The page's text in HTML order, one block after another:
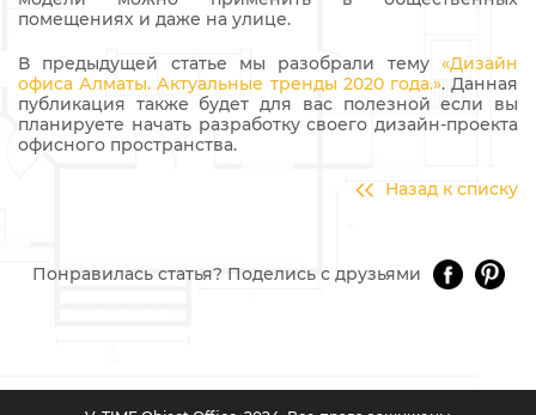
помещениях и даже на улице.
В предыдущей статье мы разобрали тему «Дизайн
офиса Алматы. Актуальные тренды 2020 года.». Данная
публикация также будет для вас полезной если вы
планируете начать разработку своего дизайн-проекта
офисного пространства.
Назад к списку
Понравилась статья? Поделись с друзьями